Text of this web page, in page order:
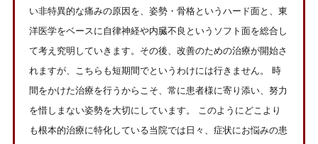
い非特異的な痛みの原因を、姿勢・骨格というハード面と、東
洋医学をベースに自律神経や内臓不良というソフト面を総合し
て考え究明していきます。その後、改善のための治療が開始さ
れますが、こちらも短期間でというわけには行きません。 時
間をかけた治療を行うからこそ、常に患者様に寄り添い、努力
を惜しまない姿勢を大切にしています。 このようにどこより
も根本的治療に特化している当院では日々、症状にお悩みの患